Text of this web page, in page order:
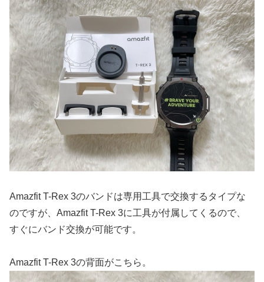
Amazfit T-Rex 3のバンドは専用工具で交換するタイプな
のですが、Amazfit T-Rex 3に工具が付属してくるので、
すぐにバンド交換が可能です。
Amazfit T-Rex 3の背面がこちら。